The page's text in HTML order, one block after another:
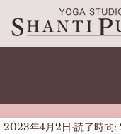
2023年4月2日 読了時間: